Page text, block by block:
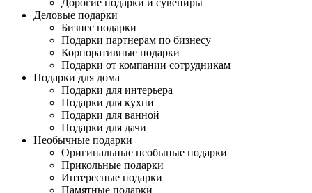
Дорогие подарки и сувениры
Деловые подарки
Бизнес подарки
Подарки партнерам по бизнесу
Корпоративные подарки
Подарки от компании сотрудникам
Подарки для дома
Подарки для интерьера
Подарки для кухни
Подарки для ванной
Подарки для дачи
Необычные подарки
Оригинальные необыные подарки
Прикольные подарки
Интересные подарки
Памятные подарки